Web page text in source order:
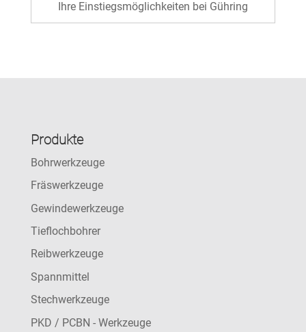
Ihre Einstiegsmöglichkeiten bei Gühring
Produkte
Bohrwerkzeuge
Fräswerkzeuge
Gewindewerkzeuge
Tieflochbohrer
Reibwerkzeuge
Spannmittel
Stechwerkzeuge
PKD / PCBN - Werkzeuge